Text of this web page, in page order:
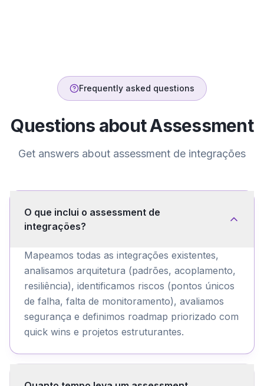
Frequently asked questions
Questions aboutAssessment
Get answers about assessment de integrações
O que inclui o assessment de
integrações?
Mapeamos todas as integrações existentes,
analisamos arquitetura (padrões, acoplamento,
resiliência), identificamos riscos (pontos únicos
de falha, falta de monitoramento), avaliamos
segurança e definimos roadmap priorizado com
quick wins e projetos estruturantes.